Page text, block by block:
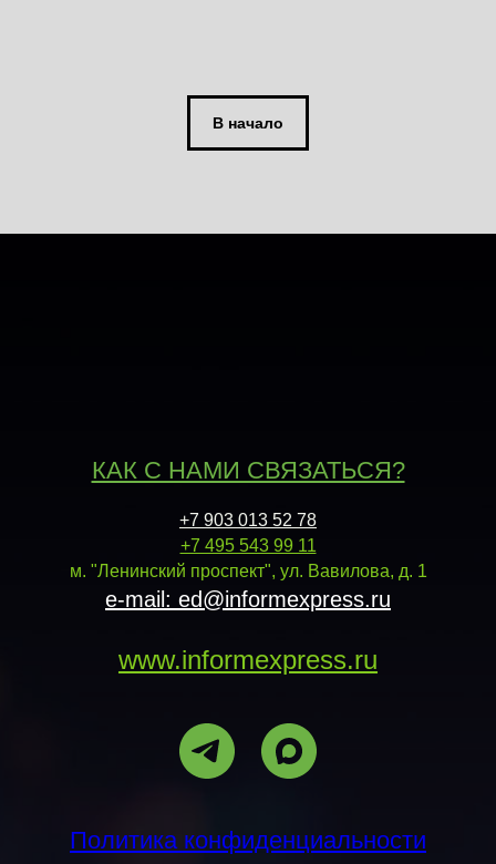
В начало
КАК С НАМИ СВЯЗАТЬСЯ?
+7 903 013 52 78
+7 495 543 99 11
м. "Ленинский проспект", ул. Вавилова, д. 1
e-mail: ed@informexpress.ru
www.informexpress.ru
Политика конфиденциальности